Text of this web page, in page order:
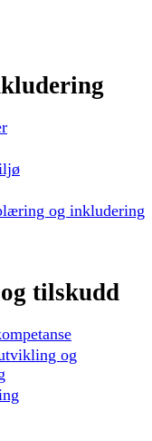
og inkludering
tilskudd
og